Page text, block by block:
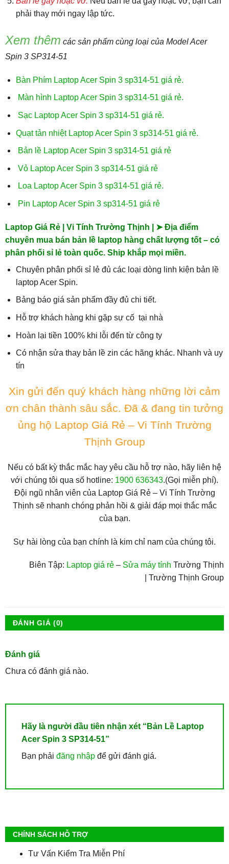
phải thay mới ngay lập tức.
Xem thêm các sản phẩm cùng loại của Model Acer
Spin 3 SP314-51
Bàn Phím Laptop Acer Spin 3 sp314-51 giá rẻ.
Màn hình Laptop Acer Spin 3 sp314-51 giá rẻ.
Sạc Laptop Acer Spin 3 sp314-51 giá rẻ.
Quạt tản nhiệt Laptop Acer Spin 3 sp314-51 giá rẻ.
Bản lề Laptop Acer Spin 3 sp314-51 giá rẻ
Vỏ Laptop Acer Spin 3 sp314-51 giá rẻ
Loa Laptop Acer Spin 3 sp314-51 giá rẻ.
Pin Laptop Acer Spin 3 sp314-51 giá rẻ
Laptop Giá Rẻ | Vi Tính Trường Thịnh | ➤ Địa điểm
chuyên mua bán bản lề laptop hàng chất lượng tốt – có
phân phối sỉ lẻ toàn quốc. Ship khắp mọi miền.
Chuyên phân phối sỉ lẻ đủ các loại dòng linh kiện bản lề
laptop Acer Spin.
Bảng báo giá sản phẩm đầy đủ chi tiết.
Hỗ trợ khách hàng khi gặp sự cố tại nhà
Hoàn lại tiền 100% khi lỗi đến từ công ty
Có nhận sửa thay bản lề zin các hãng khác. Nhanh và uy
tín
Xin gửi đến quý khách hàng những lời cảm
ơn chân thành sâu sắc. Đã & đang tin tưởng
ủng hộ Laptop Giá Rẻ – Vi Tính Trường
Thịnh Group
Nếu có bất kỳ thắc mắc hay yêu cầu hỗ trợ nào, hãy liên hệ
với chúng tôi qua số hotline: 1900 636343.(Gọi miễn phí).
Đội ngũ nhân viên của Laptop Giá Rẻ – Vi Tính Trường
Thịnh sẽ nhanh chóng phản hồi & giải đáp mọi thắc mắc
của bạn.
Sự hài lòng của bạn chính là kim chỉ nam của chúng tôi.
Biên Tập: Laptop giá rẻ – Sửa máy tính Trường Thịnh
| Trường Thịnh Group
ĐÁNH GIÁ (0)
Đánh giá
Chưa có đánh giá nào.
Hãy là người đầu tiên nhận xét “Bản Lề Laptop
Acer Spin 3 SP314-51”
Bạn phải đăng nhậpđể gửi đánh giá.
CHÍNH SÁCH HỖ TRỢ
Tư Vấn Kiểm Tra Miễn Phí